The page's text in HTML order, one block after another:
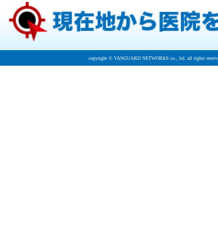
copyright © VANGUARD NETWORKS co., ltd. all rights